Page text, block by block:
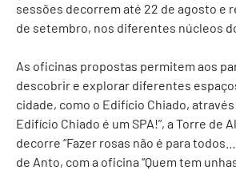
sessões decorrem até 22 de agosto e
de setembro, nos diferentes núcleos do
As oficinas propostas permitem aos
descobrir e explorar diferentes
cidade, como o Edifício Chiado, através
Edifício Chiado é um SPA!”, a Torre de
decorre “Fazer rosas não é para todos…
de Anto, com a oficina “Quem tem